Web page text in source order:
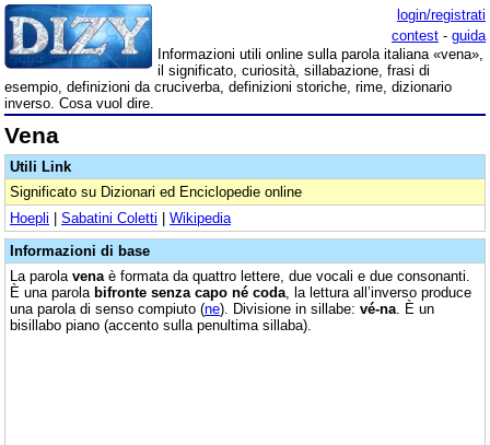
login/registrati
contest - guida
Informazioni utili online sulla parola italiana «vena»,
il significato, curiosità, sillabazione, frasi di
esempio, definizioni da cruciverba, definizioni storiche, rime, dizionario
inverso. Cosa vuol dire.
Vena
Utili Link
Significato su Dizionari ed Enciclopedie online
Hoepli | Sabatini Coletti | Wikipedia
Informazioni di base
La parola vena è formata da quattro lettere, due vocali e due consonanti.
È una parola bifronte senza capo né coda , la lettura all’inverso produce
una parola di senso compiuto (ne). Divisione in sillabe: vé-na . È un
bisillabo piano (accento sulla penultima sillaba).